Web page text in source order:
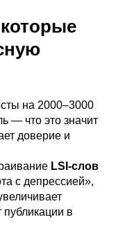
на 2000–3000
— что это значит
доверие и
LSI-слов
с депрессией»,
публикации в